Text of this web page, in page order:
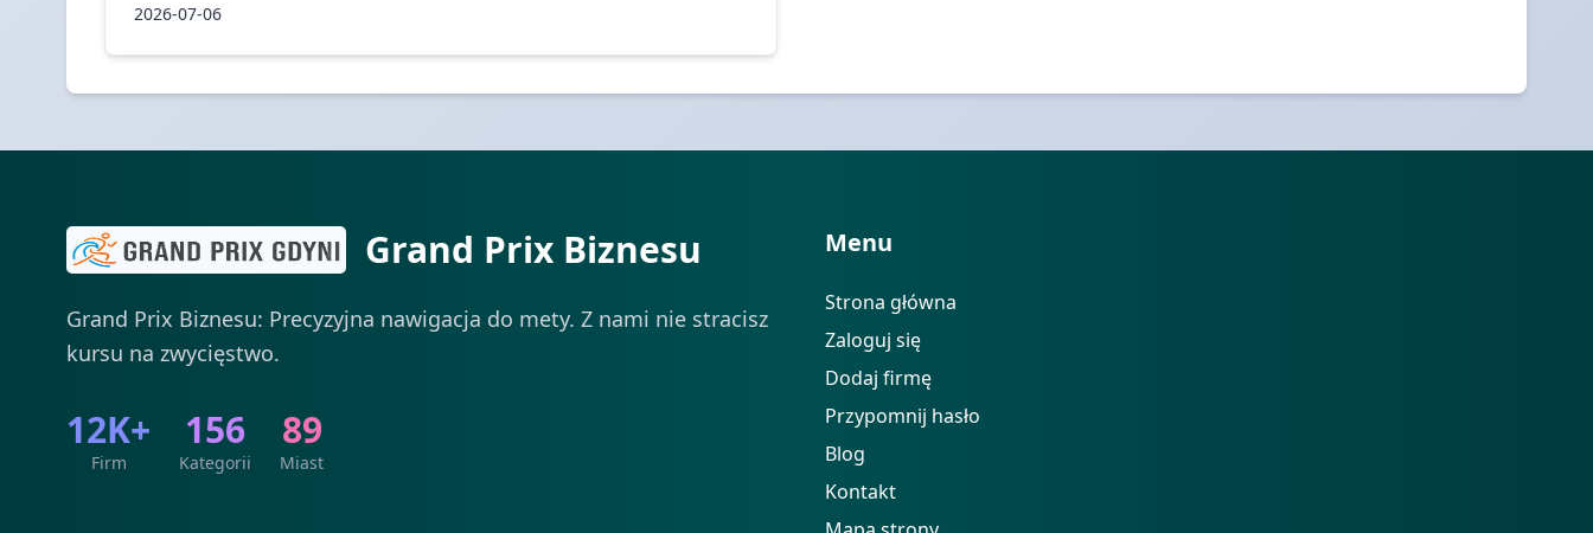
2026-07-06
Grand Prix Biznesu
Grand Prix Biznesu: Precyzyjna nawigacja do mety. Z nami nie stracisz
kursu na zwycięstwo.
12K+
Firm
156
Kategorii
89
Miast
Menu
Strona główna
Zaloguj się
Dodaj firmę
Przypomnij hasło
Blog
Kontakt